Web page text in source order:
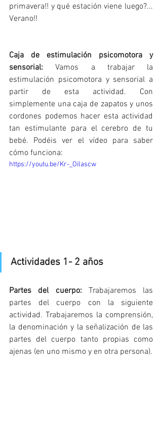
primavera!! y qué estación viene luego?...
Verano!!
Caja de estimulación psicomotora y
sensorial: Vamos a trabajar la
estimulación psicomotora y sensorial a
partir de esta actividad. Con
simplemente una caja de zapatos y unos
cordones podemos hacer esta actividad
tan estimulante para el cerebro de tu
bebé. Podéis ver el vídeo para saber
cómo funciona:
https://youtu.be/Kr-_Oilascw
Actividades 1- 2 años
Partes del cuerpo: Trabajaremos las
partes del cuerpo con la siguiente
actividad. Trabajaremos la comprensión,
la denominación y la señalización de las
partes del cuerpo tanto propias como